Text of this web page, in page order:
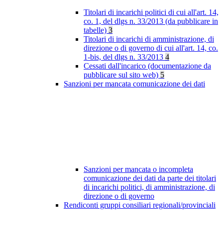
Titolari di incarichi politici di cui all'art. 14,
co. 1, del dlgs n. 33/2013 (da pubblicare in
tabelle) 3
Titolari di incarichi di amministrazione, di
direzione o di governo di cui all'art. 14, co.
1-bis, del dlgs n. 33/2013 4
Cessati dall'incarico (documentazione da
pubblicare sul sito web) 5
Sanzioni per mancata comunicazione dei dati
Sanzioni per mancata o incompleta
comunicazione dei dati da parte dei titolari
di incarichi politici, di amministrazione, di
direzione o di governo
Rendiconti gruppi consiliari regionali/provinciali